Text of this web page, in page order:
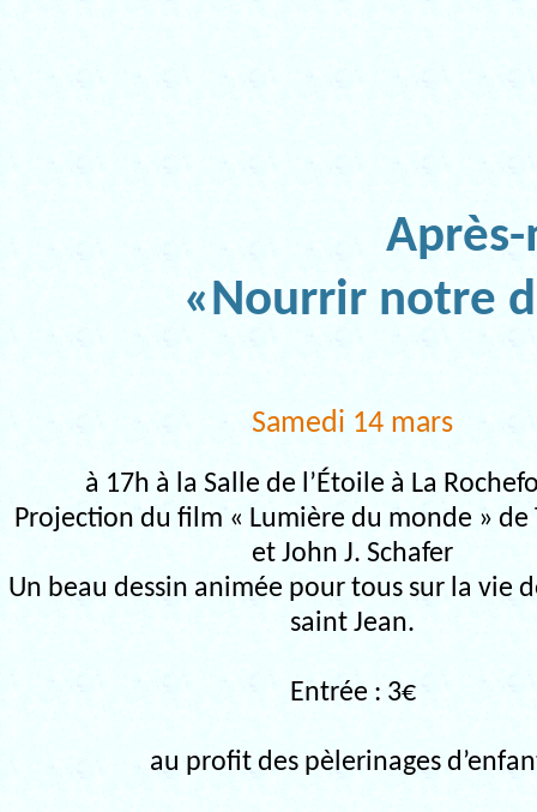
«Nourrir notre
Samedi 14 mars
à 17h à la Salle de l’Étoile à La
Projection du film « Lumière du monde » de
et John J. Schafer
Un beau dessin animée pour tous sur la vie
saint Jean.
Entrée : 3€
au profit des pèlerinages